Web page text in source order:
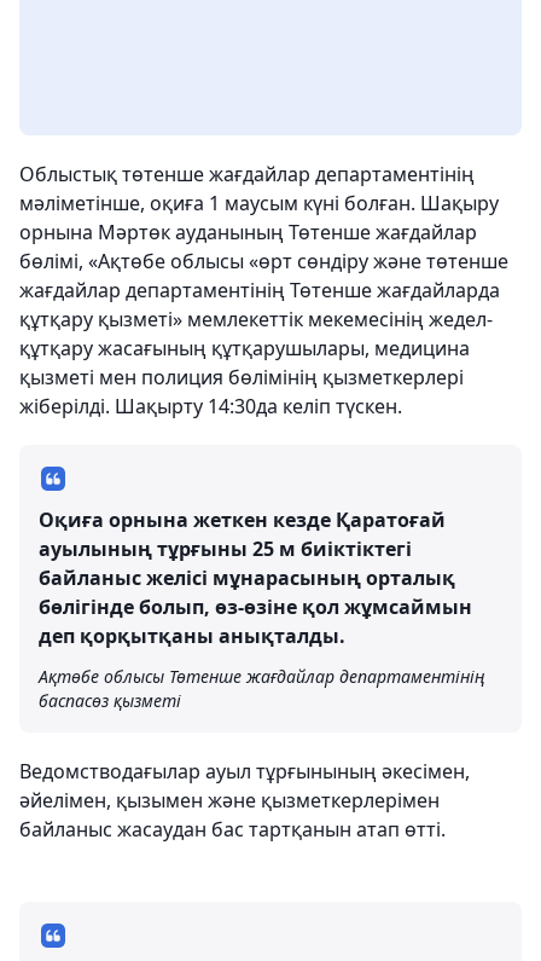
Облыстық төтенше жағдайлар департаментінің
мәліметінше, оқиға 1 маусым күні болған. Шақыру
орнына Мәртөк ауданының Төтенше жағдайлар
бөлімі, «Ақтөбе облысы «өрт сөндіру және төтенше
жағдайлар департаментінің Төтенше жағдайларда
құтқару қызметі» мемлекеттік мекемесінің жедел-
құтқару жасағының құтқарушылары, медицина
қызметі мен полиция бөлімінің қызметкерлері
жіберілді. Шақырту 14:30да келіп түскен.
Оқиға орнына жеткен кезде Қаратоғай
ауылының тұрғыны 25 м биіктіктегі
байланыс желісі мұнарасының орталық
бөлігінде болып, өз-өзіне қол жұмсаймын
деп қорқытқаны анықталды.
Ақтөбе облысы Төтенше жағдайлар департаментінің
баспасөз қызметі
Ведомстводағылар ауыл тұрғынының әкесімен,
әйелімен, қызымен және қызметкерлерімен
байланыс жасаудан бас тартқанын атап өтті.